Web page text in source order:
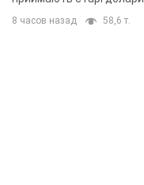
8 часов назад 58,6 т.